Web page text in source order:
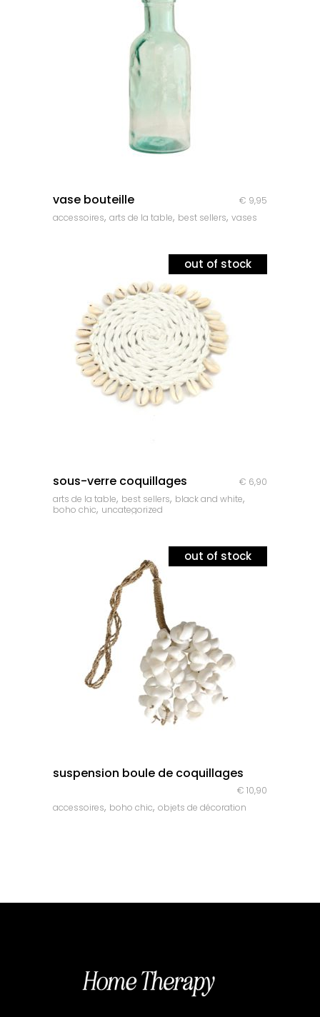
vase bouteille € 9,95
accessoires, arts de la table, best sellers, vases
out of stock
sous-verre coquillages € 6,90
arts de la table, best sellers, black and white,
boho chic, uncategorized
out of stock
suspension boule de coquillages
€ 10,90
accessoires, boho chic, objets de décoration